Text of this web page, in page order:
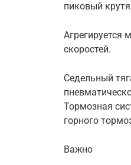
пиковый
Агрегируется
скоростей.
Седельный
Тормозная
горного
Важно